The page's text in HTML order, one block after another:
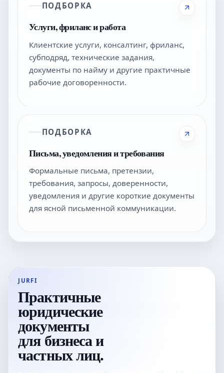
ПОДБОРКА
Услуги, фриланс и работа
Клиентские услуги, консалтинг, фриланс,
субподряд, технические задания,
документы по найму и другие практичные
рабочие договоренности.
ПОДБОРКА
Письма, уведомления и требования
Формальные письма, претензии,
требования, запросы, доверенности,
уведомления и другие короткие документы
для ясной письменной коммуникации.
JURFI
Практичные
юридические
документы
для бизнеса и
частных лиц.